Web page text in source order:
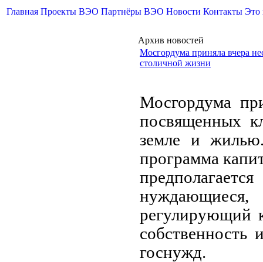
Главная Проекты ВЭО Партнёры ВЭО Новости Контакты Это
Архив новостей
Мосгордума приняла вчера
столичной жизни
Мосгордума
посвященных
земле и жилью.
программа
регулирующий
собственность
госнужд.